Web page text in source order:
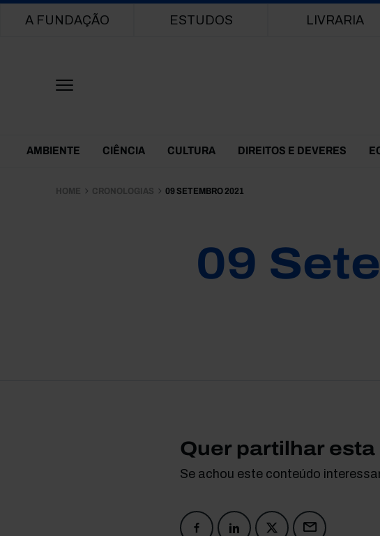
Main navigation
A FUNDAÇÃO ESTUDOS LIVRARIA
Themes Menu
AMBIENTE CIÊNCIA CULTURA DIREITOS E DEVERES
HOME CRONOLOGIAS 09 SETEMBRO 2021
09
Quer partilhar
Se achou este conteúdo